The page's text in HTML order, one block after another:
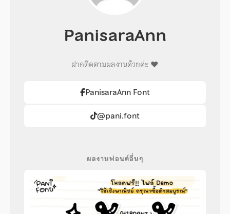
PanisaraAnn
ฝากติดตามผลงานด้วยค่ะ ♥️
PanisaraAnn Font
@pani.font
ผลงานฟอนต์อื่นๆ